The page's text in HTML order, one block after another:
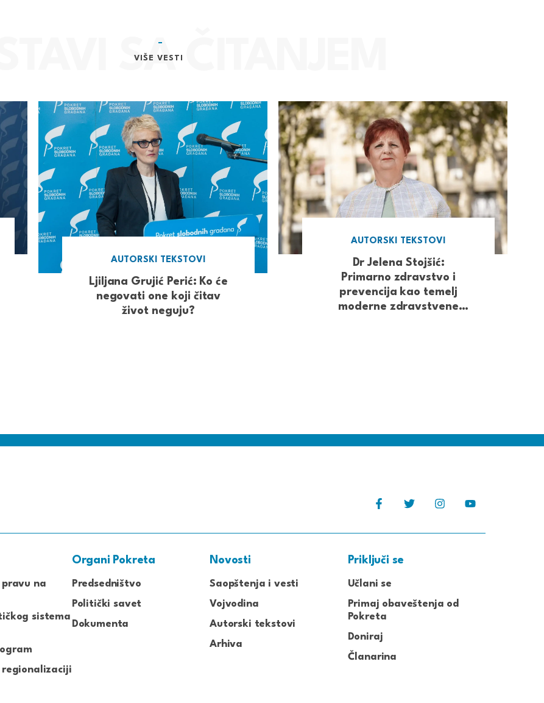
VIŠE VESTI
AUTORSKI TEKSTOVI
Ljiljana Grujić Perić: Ko će
negovati one koji čitav
život neguju?
AUTORSKI TEKSTOVI
Dr Jelena Stojšić:
Primarno zdravstvo i
prevencija kao temelj
moderne zdravstvene
pravu na
sistema
regionalizaciji
Organi Pokreta
Predsedništvo
Politički savet
Dokumenta
Novosti
Saopštenja i vesti
Vojvodina
Autorski tekstovi
Arhiva
Priključi se
Učlani se
Primaj obaveštenja od
Pokreta
Doniraj
Članarina